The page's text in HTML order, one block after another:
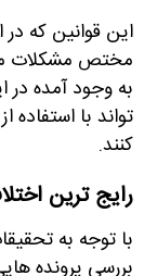
این قوانین که در
مختص مشکلات
به وجود آمده
تواند با
کنند.
رایج ترین
با توجه به
بررسی پرونده